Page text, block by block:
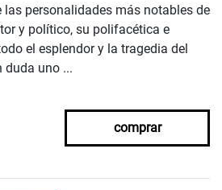
las personalidades más notables de
y político, su polifacética e
el esplendor y la tragedia del
duda uno ...
comprar